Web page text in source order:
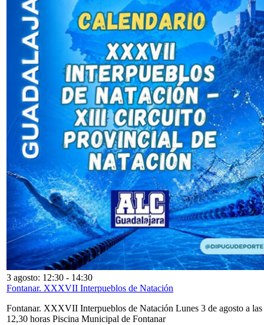
3 agosto: 12:30 - 14:30
Fontanar. XXXVII Interpueblos de Natación
Fontanar. XXXVII Interpueblos de Natación Lunes 3 de agosto a las
12,30 horas Piscina Municipal de Fontanar